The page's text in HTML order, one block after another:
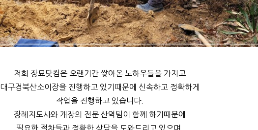
저희 장묘닷컴은 오랜기간 쌓아온 노하우들을 가지고
대구경북산소이장을 진행하고 있기때문에 신속하고 정확하게
작업을 진행하고 있습니다.
장례지도사와 개장의 전문 산역팀이 함께 하기때문에
필요한 절차들과 정확한 상담을 도와드리고 있으며,